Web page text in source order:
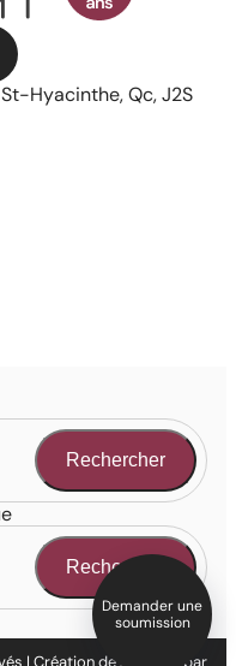
Demander une
soumission
Hyacinthe, Qc, J2S
Rechercher
Rechercher
| Création de site web par